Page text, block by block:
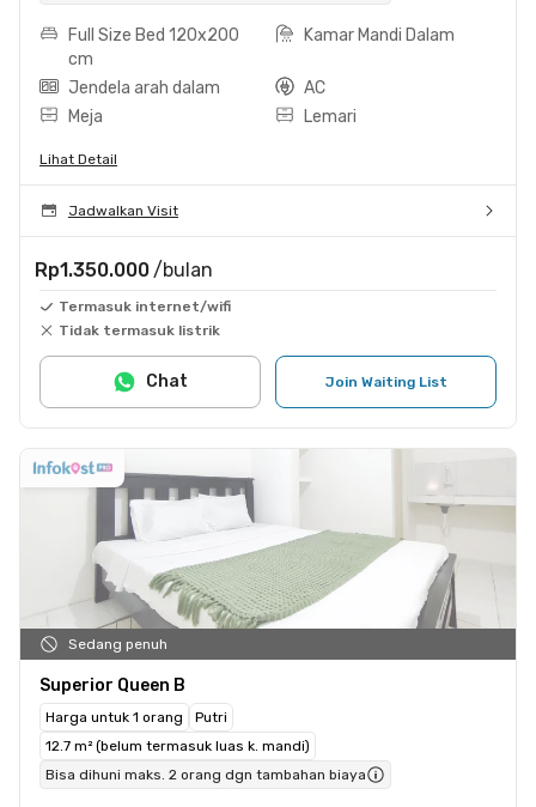
Full Size Bed 120x200
cm
Kamar Mandi Dalam
Jendela arah dalam
AC
Meja
Lemari
Lihat Detail
Jadwalkan Visit
Rp1.350.000 /bulan
Termasuk internet/wifi
Tidak termasuk listrik
Join Waiting List
Chat
Sedang penuh
Superior Queen B
Harga untuk 1 orang
Putri
12.7 m² (belum termasuk luas k. mandi)
Bisa dihuni maks. 2 orang dgn tambahan biaya